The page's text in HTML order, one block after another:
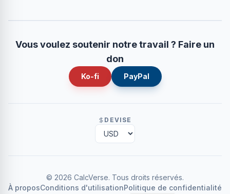
Vous voulez soutenir notre travail ? Faire un
don
Ko-fi PayPal
DEVISE
© 2026 CalcVerse. Tous droits réservés.
À proposConditions d'utilisationPolitique de confidentialité